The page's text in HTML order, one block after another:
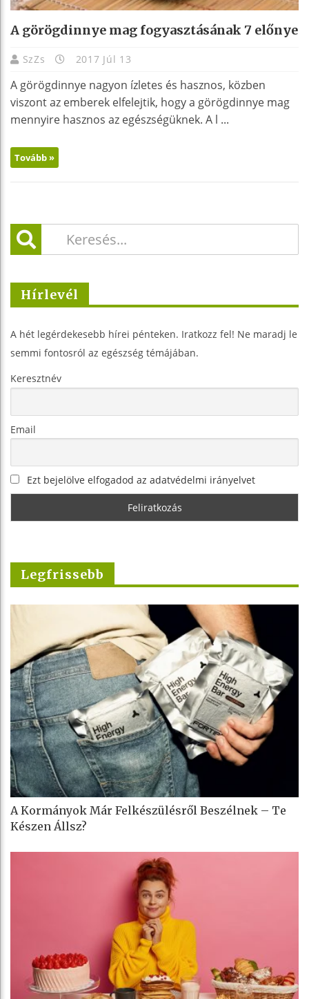
A görögdinnye mag fogyasztásának 7 előnye
SzZs 2017 Júl 13
A görögdinnye nagyon ízletes és hasznos, közben
viszont az emberek elfelejtik, hogy a görögdinnye mag
mennyire hasznos az egészségüknek. A l ...
Tovább »
Hírlevél
A hét legérdekesebb hírei pénteken. Iratkozz fel! Ne maradj le
semmi fontosról az egészség témájában.
Keresztnév
Email
Ezt bejelölve elfogadod az adatvédelmi irányelvet
Legfrissebb
A Kormányok Már Felkészülésről Beszélnek – Te
Készen Állsz?